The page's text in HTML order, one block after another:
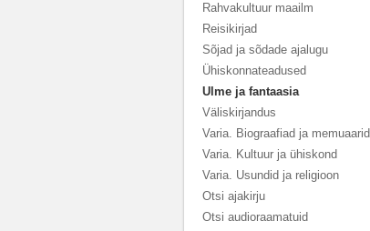
Rahvakultuur maailm
Reisikirjad
Sõjad ja sõdade ajalugu
Ühiskonnateadused
Ulme ja fantaasia
Väliskirjandus
Varia. Biograafiad ja memuaarid
Varia. Kultuur ja ühiskond
Varia. Usundid ja religioon
Otsi ajakirju
Otsi audioraamatuid